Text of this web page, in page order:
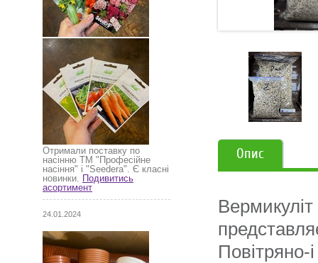
Отримали поставку по
насінню ТМ "Професійне
насіння" і "Seedera". Є класні
новинки. Подивитись
асортимент
24.01.2024
Опис
Повітряно-